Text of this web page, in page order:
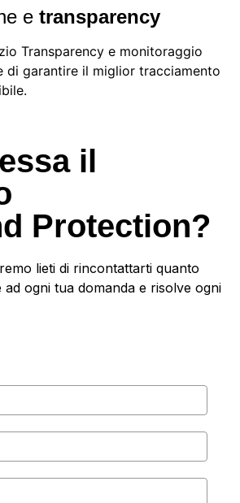
e transparency
Transparency e monitoraggio
di garantire il miglior tracciamento
il
Protection?
lieti di rincontattarti quanto
ogni tua domanda e risolve ogni